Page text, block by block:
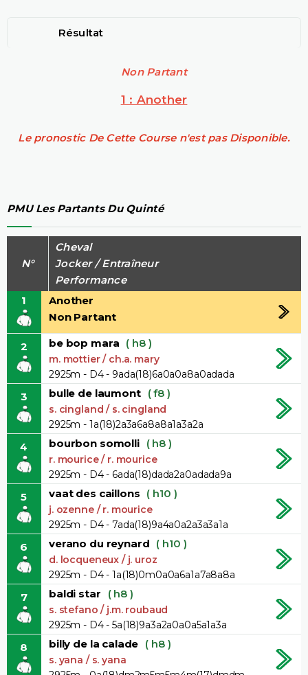
Résultat
Non Partant
1 : Another
Le pronostic De Cette Course n'est pas Disponible.
PMU Les Partants Du Quinté
N°
Cheval
Jocker / Entraîneur
Performance
1
Another
Non Partant
2 be bop mara ( h8 )
m. mottier / ch.a. mary
2925m - D4 - 9ada(18)6a0a0a8a0adada
3 bulle de laumont ( f8 )
s. cingland / s. cingland
2925m - 1a(18)2a3a6a8a8a1a3a2a
4 bourbon somolli ( h8 )
r. mourice / r. mourice
2925m - D4 - 6ada(18)dada2a0adada9a
5 vaat des caillons ( h10 )
j. ozenne / r. mourice
2925m - D4 - 7ada(18)9a4a0a2a3a3a1a
6 verano du reynard ( h10 )
d. locqueneux / j. uroz
2925m - D4 - 1a(18)0m0a0a6a1a7a8a8a
7 baldi star ( h8 )
s. stefano / j.m. roubaud
2925m - D4 - 5a(18)9a3a2a0a0a5a1a3a
8 billy de la calade ( h8 )
s. yana / s. yana